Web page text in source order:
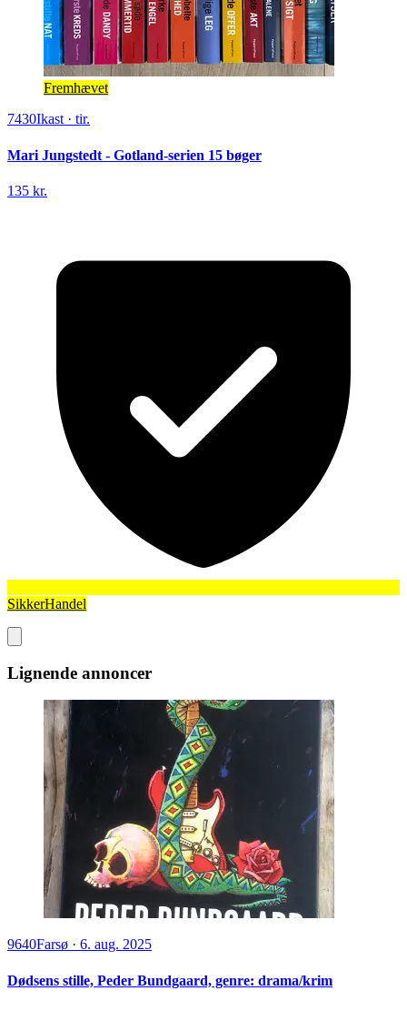
Fremhævet
7430Ikast· tir.
Mari Jungstedt - Gotland-serien 15 bøger
135 kr.
SikkerHandel
Lignende annoncer
9640Farsø · 6. aug. 2025
Dødsens stille, Peder Bundgaard, genre: drama/krim